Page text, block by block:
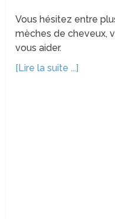
Vous hésitez entre
mèches de cheveux,
vous aider.
[Lire la suite ...]